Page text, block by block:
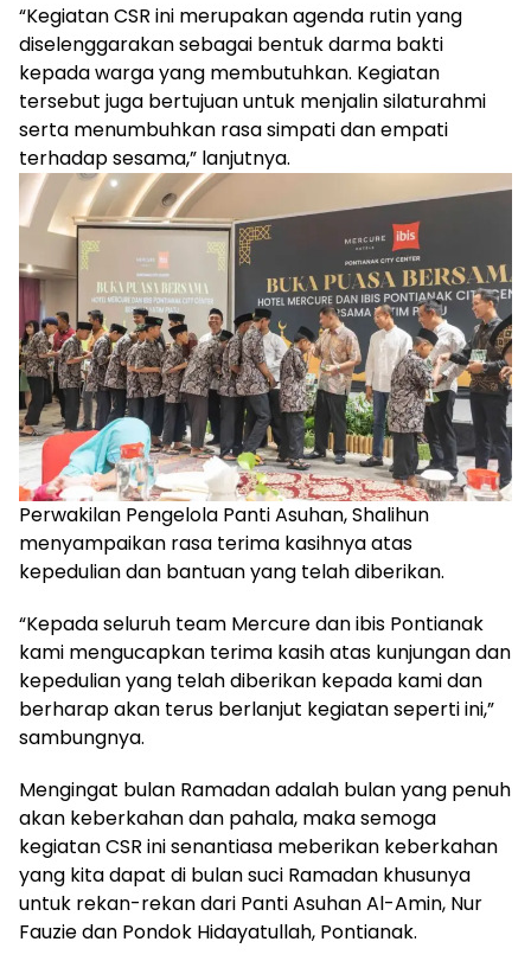
“Kegiatan CSR ini merupakan agenda rutin yang
diselenggarakan sebagai bentuk darma bakti
kepada warga yang membutuhkan. Kegiatan
tersebut juga bertujuan untuk menjalin silaturahmi
serta menumbuhkan rasa simpati dan empati
terhadap sesama,” lanjutnya.
Perwakilan Pengelola Panti Asuhan, Shalihun
menyampaikan rasa terima kasihnya atas
kepedulian dan bantuan yang telah diberikan.
“Kepada seluruh team Mercure dan ibis Pontianak
kami mengucapkan terima kasih atas kunjungan dan
kepedulian yang telah diberikan kepada kami dan
berharap akan terus berlanjut kegiatan seperti ini,”
sambungnya.
Mengingat bulan Ramadan adalah bulan yang penuh
akan keberkahan dan pahala, maka semoga
kegiatan CSR ini senantiasa meberikan keberkahan
yang kita dapat di bulan suci Ramadan khusunya
untuk rekan-rekan dari Panti Asuhan Al-Amin, Nur
Fauzie dan Pondok Hidayatullah, Pontianak.